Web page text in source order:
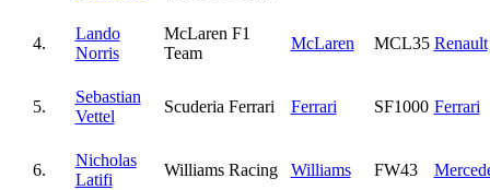
4.
Lando
Norris
McLaren F1
Team
McLaren MCL35 Renault
5.
Sebastian
Vettel
Scuderia Ferrari Ferrari SF1000 Ferrari
6.
Nicholas
Latifi
Williams Racing Williams FW43